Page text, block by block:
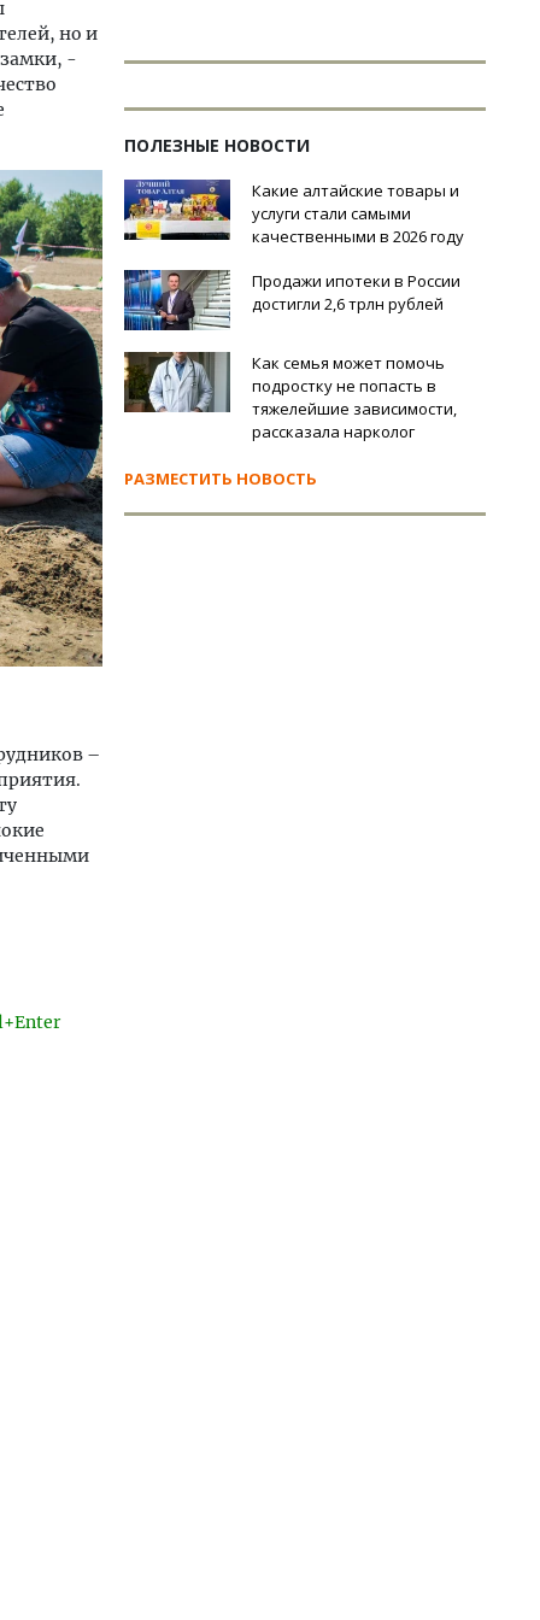
но и
-
–
ПОЛЕЗНЫЕ НОВОСТИ
Какие алтайские товары и
услуги стали самыми
качественными в 2026 году
Продажи ипотеки в России
достигли 2,6 трлн рублей
Как семья может помочь
подростку не попасть в
тяжелейшие зависимости,
рассказала нарколог
РАЗМЕСТИТЬ НОВОСТЬ